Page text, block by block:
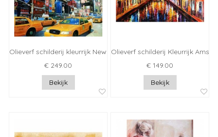
Olieverf schilderij kleurrijk New York
€ 249.00
Bekijk
Olieverf schilderij Kleurrijk
€ 149.00
Bekijk